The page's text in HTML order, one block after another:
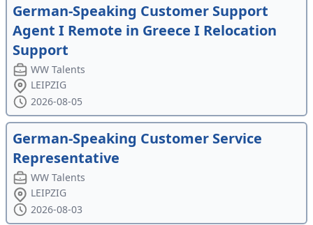
German-Speaking Customer Support
Agent I Remote in Greece I Relocation
Support
WW Talents
LEIPZIG
2026-08-05
German-Speaking Customer Service
Representative
WW Talents
LEIPZIG
2026-08-03